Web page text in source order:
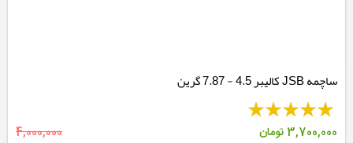
ساچمه JSB کالیبر 4.5 - 7.87 گرین
3,700,000تومان 4,000,000